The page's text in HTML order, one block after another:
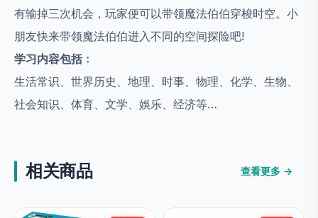
有输掉三次机会，玩家便可以带领魔法伯伯穿梭时空。小
朋友快来带领魔法伯伯进入不同的空间探险吧!
学习内容包括﹕
生活常识、世界历史、地理、时事、物理、化学、生物、
社会知识、体育、文学、娛乐、经济等…
相关商品 查看更多 →